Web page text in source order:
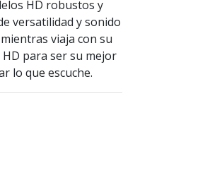
HD robustos y
versatilidad y sonido
viaja con su
para ser su mejor
lo que escuche.